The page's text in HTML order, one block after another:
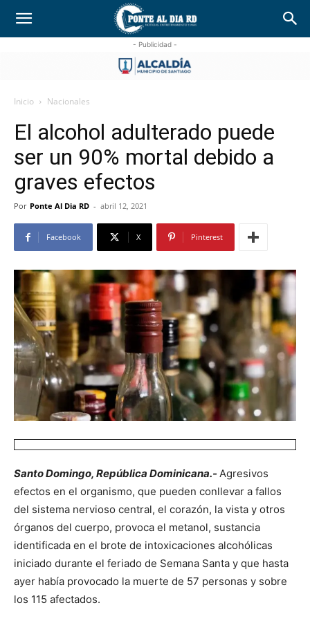
- Publicidad -
Inicio Nacionales
El alcohol adulterado puede
ser un 90% mortal debido a
graves efectos
Por Ponte Al Dia RD - abril 12, 2021
Facebook X Pinterest
Santo Domingo, República Dominicana.- Agresivos
efectos en el or­ganismo, que pueden con­llevar a fallos
del sistema nervioso central, el cora­zón, la vista y otros
órganos del cuerpo, provoca el me­tanol, sustancia
identificada en el brote de intoxicacio­nes alcohólicas
iniciado du­rante el feriado de Semana Santa y que hasta
ayer ha­bía provocado la muerte de 57 personas y sobre
los 115 afectados.